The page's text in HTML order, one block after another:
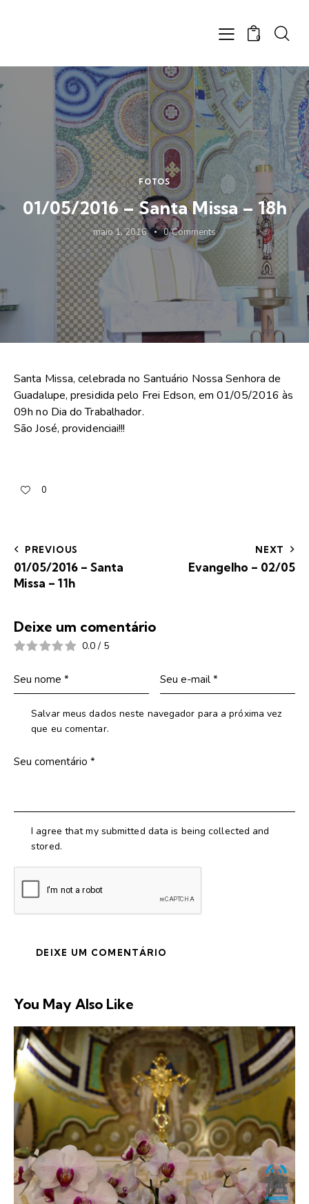
0
FOTOS
01/05/2016 – Santa Missa – 18h
maio 1, 2016 0 Comments
Santa Missa, celebrada no Santuário Nossa Senhora de
Guadalupe, presidida pelo Frei Edson, em 01/05/2016 às
09h no Dia do Trabalhador.
São José, providenciai!!!
0
PREVIOUS
01/05/2016 – Santa
Missa – 11h
NEXT
Evangelho – 02/05
Deixe um comentário
0.0 / 5
Salvar meus dados neste navegador para a próxima vez
que eu comentar.
I agree that my submitted data is being collected and
stored.
You May Also Like